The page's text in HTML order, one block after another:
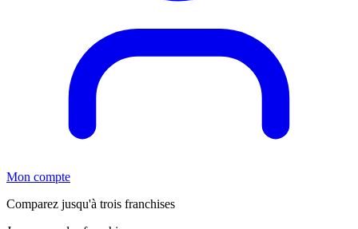
Mon compte
Comparez jusqu'à trois franchises